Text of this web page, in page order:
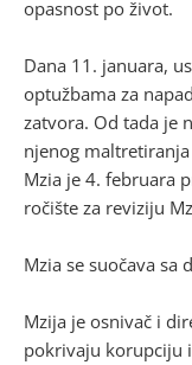
opasnost po život.
Dana 11. januara,
optužbama za
zatvora. Od tada je
njenog
Mzia je 4. februara
ročište za reviziju
Mzia se suočava
Mzija je osnivač i
pokrivaju korupciju